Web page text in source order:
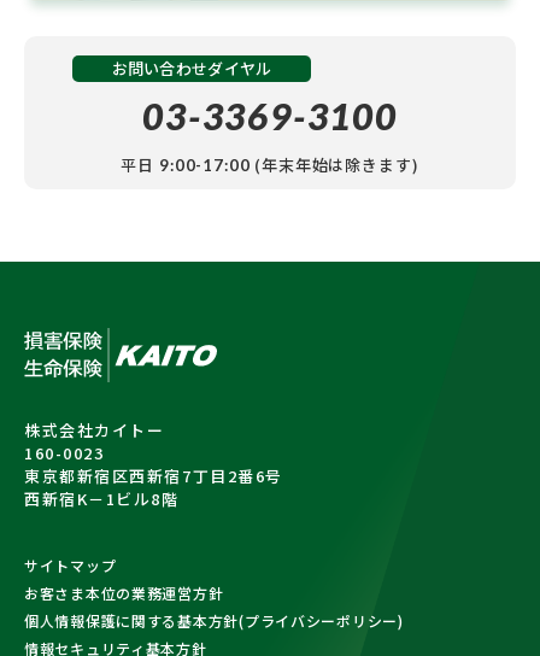
お問い合わせダイヤル
03-3369-3100
平日 9:00-17:00 (年末年始は除きます)
株式会社カイトー
160-0023
東京都新宿区西新宿7丁目2番6号
西新宿K－1ビル8階
サイトマップ
お客さま本位の業務運営方針
個人情報保護に関する基本方針(プライバシーポリシー)
情報セキュリティ基本方針